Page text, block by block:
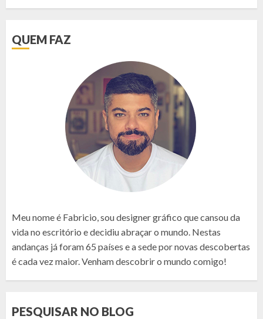
QUEM FAZ
Meu nome é Fabricio, sou designer gráfico que cansou da
vida no escritório e decidiu abraçar o mundo. Nestas
andanças já foram 65 países e a sede por novas descobertas
é cada vez maior. Venham descobrir o mundo comigo!
PESQUISAR NO BLOG